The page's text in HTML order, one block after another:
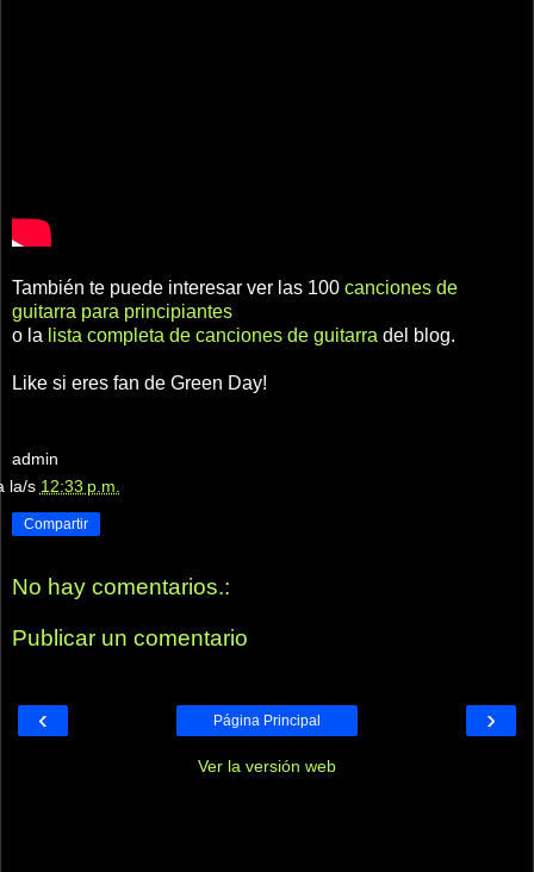
También te puede interesar ver las 100 canciones de
guitarra para principiantes
o la lista completa de canciones de guitarra del blog.
Like si eres fan de Green Day!
admin
la/s 12:33 p.m.
Compartir
No hay comentarios.:
Publicar un comentario
‹ ›
Página Principal
Ver la versión web